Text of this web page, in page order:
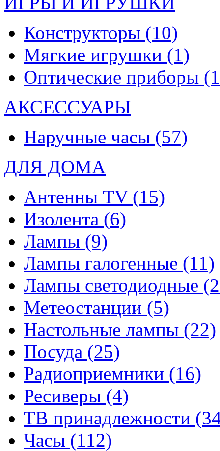
Конструкторы (10)
Мягкие игрушки (1)
Оптические приборы
АКСЕССУАРЫ
Наручные часы (57)
ДЛЯ ДОМА
Антенны TV (15)
Изолента (6)
Лампы (9)
Лампы галогенные (11)
Лампы светодиодные
Метеостанции (5)
Настольные лампы (22)
Посуда (25)
Радиоприемники (16)
Ресиверы (4)
ТВ принадлежности
Часы (112)